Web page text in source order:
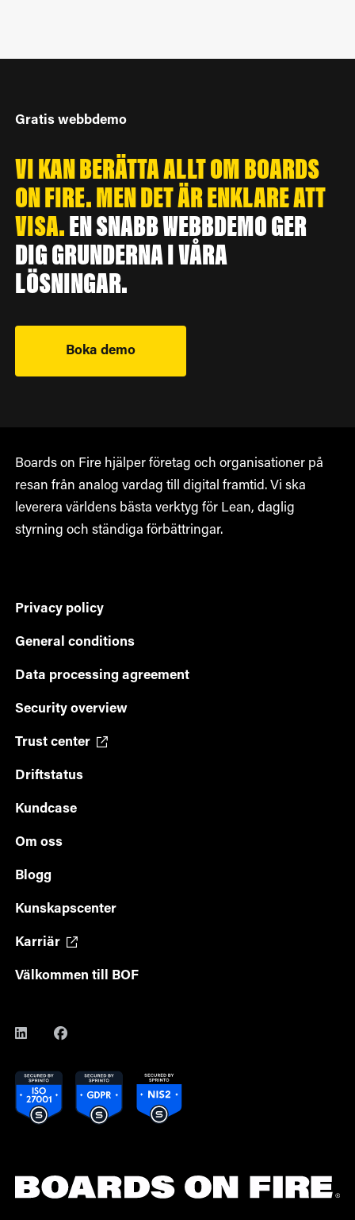
Gratis webbdemo
VI KAN BERÄTTA ALLT OM BOARDS
ON FIRE. MEN DET ÄR ENKLARE ATT
VISA.EN SNABB WEBBDEMO GER
DIG GRUNDERNA I VÅRA
LÖSNINGAR.
Boka demo
Boards on Fire hjälper företag och organisationer på
resan från analog vardag till digital framtid. Vi ska
leverera världens bästa verktyg för Lean, daglig
styrning och ständiga förbättringar.
Privacy policy
General conditions
Data processing agreement
Security overview
Trust center
Driftstatus
Kundcase
Om oss
Blogg
Kunskapscenter
Karriär
Välkommen till BOF